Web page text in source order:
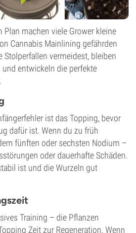
Plan machen viele Grower kleine
Cannabis Mainlining gefährden
Stolperfallen vermeidest, bleiben
entwickeln die perfekte
ist das Topping, bevor
dafür ist. Wenn du zu früh
fünften oder sechsten Nodium –
oder dauerhafte Schäden.
ist und die Wurzeln gut
Training – die Pflanzen
Zeit zur Regeneration. Wenn